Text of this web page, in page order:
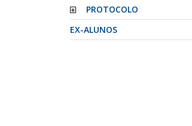
PROTOCOLO
EX-ALUNOS